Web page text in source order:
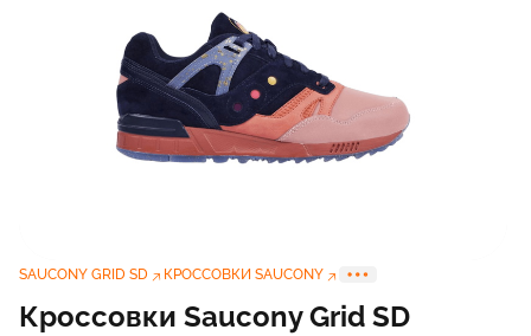
SAUCONY GRID SD КРОССОВКИ SAUCONY
Кроссовки Saucony Grid SD